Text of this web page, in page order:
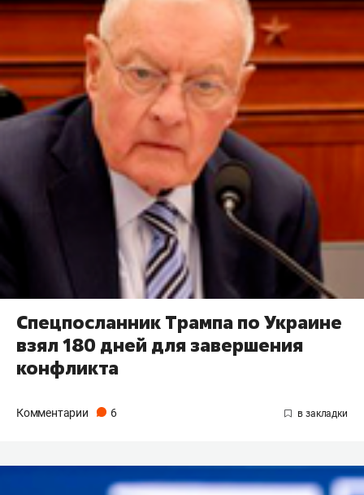
Спецпосланник Трампа по Украине
взял 180 дней для завершения
конфликта
Комментарии 6